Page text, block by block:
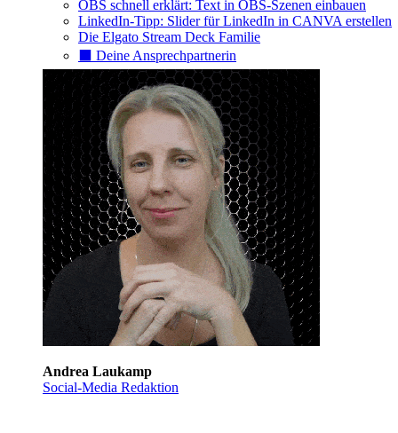
OBS schnell erklärt: Text in OBS-Szenen einbauen
LinkedIn-Tipp: Slider für LinkedIn in CANVA erstellen
Die Elgato Stream Deck Familie
⬛️ Deine Ansprechpartnerin
Andrea Laukamp
Social-Media Redaktion